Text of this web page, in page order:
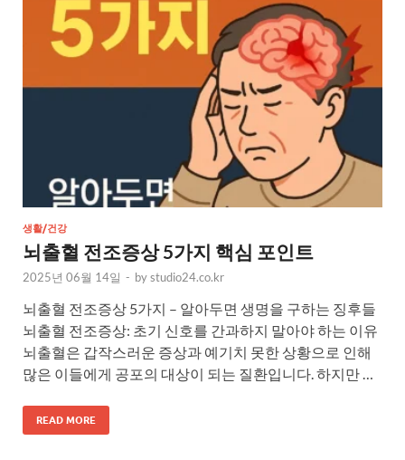
생활/건강
뇌출혈 전조증상 5가지 핵심 포인트
2025년 06월 14일 - bystudio24.co.kr
뇌출혈 전조증상 5가지 – 알아두면 생명을 구하는 징후들
뇌출혈 전조증상: 초기 신호를 간과하지 말아야 하는 이유
뇌출혈은 갑작스러운 증상과 예기치 못한 상황으로 인해
많은 이들에게 공포의 대상이 되는 질환입니다. 하지만 …
READ MORE